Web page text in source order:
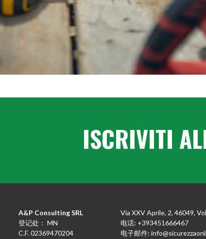
ISCRIVITI
A&P Consulting SRL
登记处： MN
C.F. 02369470204
Via XXV Aprile, 2, 46049,
电话: +393451666467
电子邮件: